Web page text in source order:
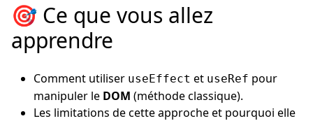
🎯 Ce que vous allez
apprendre
Comment utiliser useEffect et useRef pour
manipuler le DOM (méthode classique).
Les limitations de cette approche et pourquoi elle